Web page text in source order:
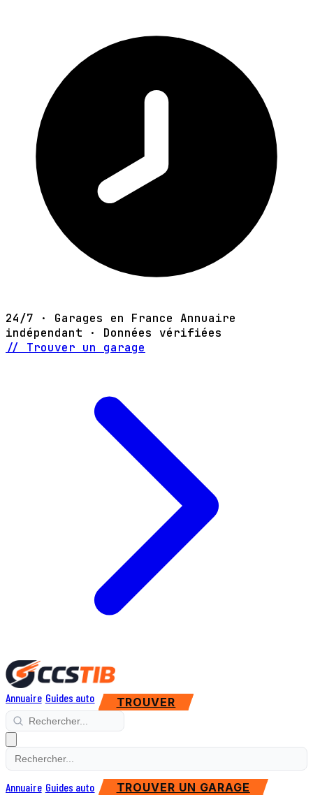
24/7 · Garages en France Annuaire
indépendant · Données vérifiées
// Trouver un garage
Annuaire Guides auto TROUVER
Annuaire Guides auto TROUVER UN GARAGE